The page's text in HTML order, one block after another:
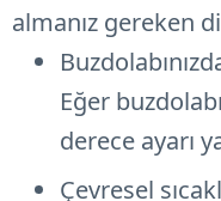
almanız gereken
Eğer
derece ayarı
Çevresel